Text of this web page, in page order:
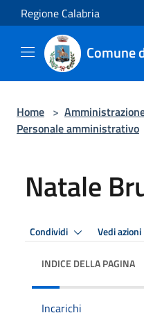
Salta al contenuto principale
Regione Calabria
Comune
Home >
Personale amministrativo
Natale
Condividi Vedi azioni
INDICE DELLA PAGINA
Incarichi